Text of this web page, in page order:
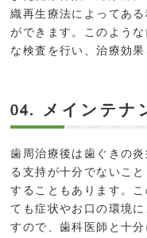
織再生療法によってあ
ができます。このよう
な検査を行い、治療効果
04. メインテナ
歯周治療後は歯ぐきの
る支持が十分でないこ
することもあります。
ても症状やお口の環境
すので、歯科医師と十